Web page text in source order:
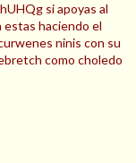
si apoyas al
haciendo el
ninis con su
como choledo